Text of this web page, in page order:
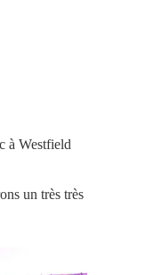
à Westfield
un très très